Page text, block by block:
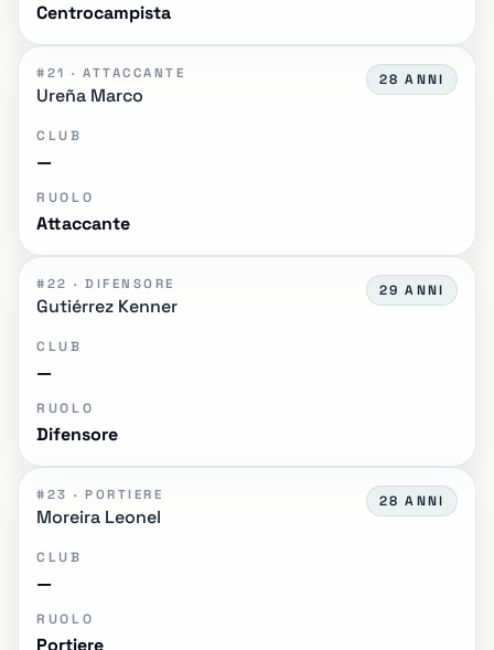
Centrocampista
#21 · ATTACCANTE
Ureña Marco
28 ANNI
CLUB
—
RUOLO
Attaccante
#22 · DIFENSORE
Gutiérrez Kenner
29 ANNI
CLUB
—
RUOLO
Difensore
#23 · PORTIERE
Moreira Leonel
28 ANNI
CLUB
—
RUOLO
Portiere